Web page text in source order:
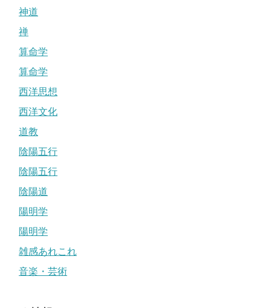
神道
禅
算命学
算命学
西洋思想
西洋文化
道教
陰陽五行
陰陽五行
陰陽道
陽明学
陽明学
雑感あれこれ
音楽・芸術